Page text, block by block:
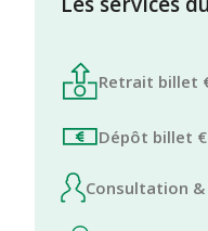
Retrait billet
Dépôt billet €
Consultation